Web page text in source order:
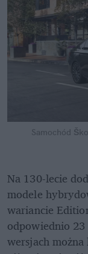
Samochód
Na 130-lecie
modele
wariancie
odpowiednio 23
wersjach